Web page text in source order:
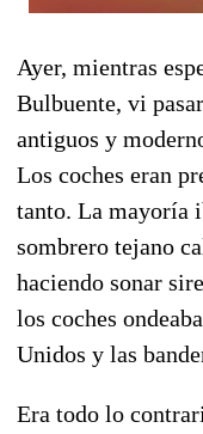
Ayer, mientras
Bulbuente, vi
antiguos y
Los coches eran
tanto. La mayoría
sombrero tejano
haciendo sonar
los coches
Unidos y las
Era todo lo